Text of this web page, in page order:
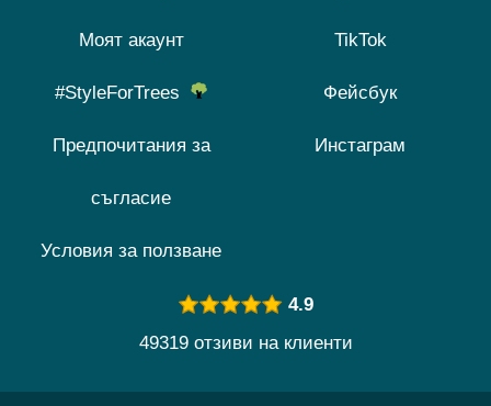
Моят акаунт
#StyleForTrees
Предпочитания за
съгласие
Условия за ползване
TikTok
Фейсбук
Инстаграм
4.9
49319 отзиви на клиенти